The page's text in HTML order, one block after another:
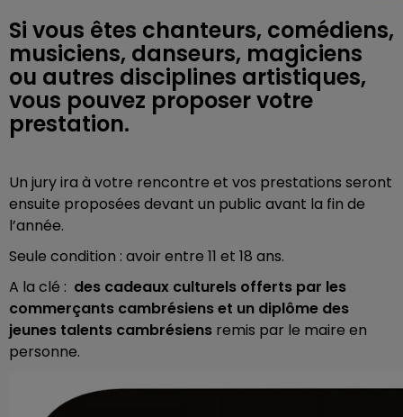
Si vous êtes chanteurs, comédiens,
musiciens, danseurs, magiciens
ou autres disciplines artistiques,
vous pouvez proposer votre
prestation.
Un jury ira à votre rencontre et vos prestations seront
ensuite proposées devant un public avant la fin de
l’année.
Seule condition : avoir entre 11 et 18 ans.
A la clé : des cadeaux culturels offerts par les
commerçants cambrésiens et un diplôme des
jeunes talents cambrésiens remis par le maire en
personne.